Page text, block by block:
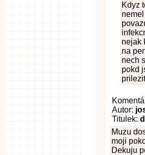
Kdyz
nejak
na
nech
pokd
Autor:
Titulek:
Muzu
moji
Dekuju